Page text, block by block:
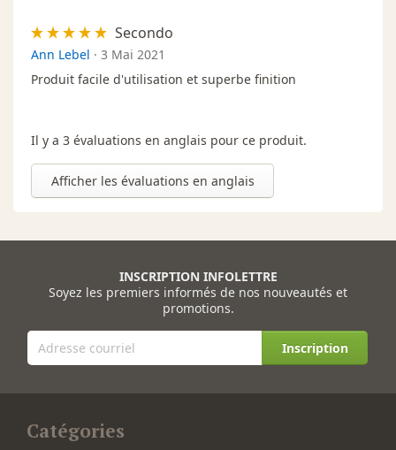
Secondo
Ann Lebel · 3 Mai 2021
Produit facile d'utilisation et superbe finition
Il y a 3 évaluations en anglais pour ce produit.
Afficher les évaluations en anglais
INSCRIPTION INFOLETTRE
Soyez les premiers informés de nos nouveautés et
promotions.
Inscription
Catégories